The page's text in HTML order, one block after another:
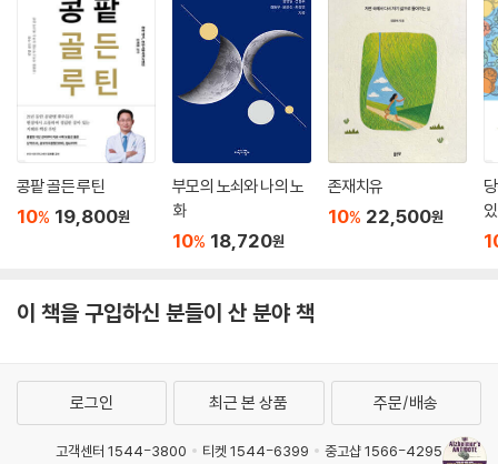
콩팥 골든 루틴
10% 19,800원
부모의 노쇠와 나의 노
화
10% 18,720원
존재치유
10% 22,500원
이 책을 구입하신 분들이 산 분야 책
로그인 최근 본 상품 주문/배송
고객센터 1544-3800 티켓 1544-6399 중고샵 1566-4295